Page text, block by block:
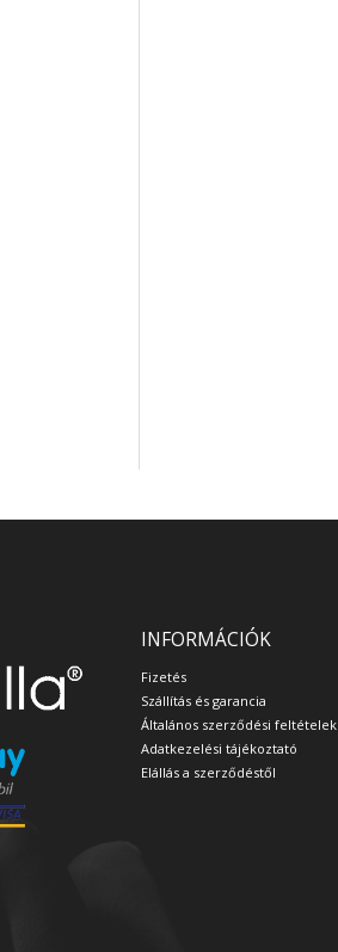
INFORMÁCIÓK
Fizetés
Szállítás és garancia
Általános szerződési feltételek
Adatkezelési tájékoztató
Elállás a szerződéstől